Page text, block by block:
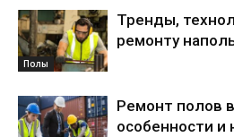
Полы
Тренды,
ремонту
Ремонт полов
особенности и